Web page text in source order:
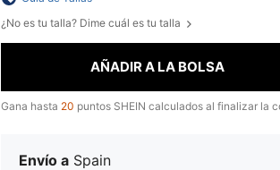
¿No es tu talla? Dime cuál es tu talla
AÑADIR A LA BOLSA
Gana hasta 20 puntos SHEIN calculados al finalizar la
Envío a Spain